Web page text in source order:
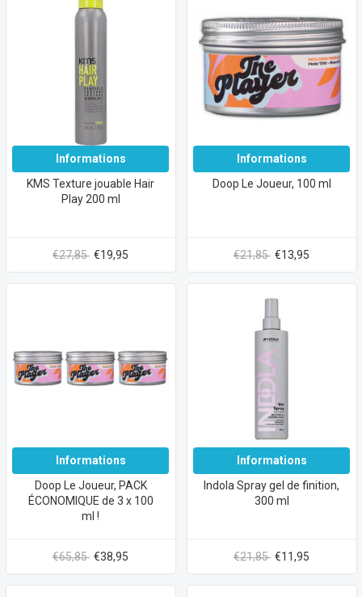
Informations
KMS Texture jouable Hair
Play 200 ml
€27,85 €19,95
Informations
Doop Le Joueur, 100 ml
€21,85 €13,95
Informations
Doop Le Joueur, PACK
ÉCONOMIQUE de 3 x 100
ml !
€65,85 €38,95
Informations
Indola Spray gel de finition,
300 ml
€21,85 €11,95